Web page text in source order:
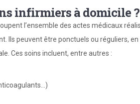
infirmiers à domicile ?
l’ensemble des actes médicaux
Ils peuvent être ponctuels ou réguliers,
Ces soins incluent, entre autres :